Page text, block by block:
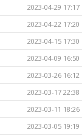
2023-04-29 17:17
2023-04-22 17:20
2023-04-15 17:30
2023-04-09 16:50
2023-03-26 16:12
2023-03-17 22:38
2023-03-11 18:26
2023-03-05 19:19